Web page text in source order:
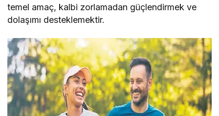
temel amaç, kalbi zorlamadan güçlendirmek ve
dolaşımı desteklemektir.